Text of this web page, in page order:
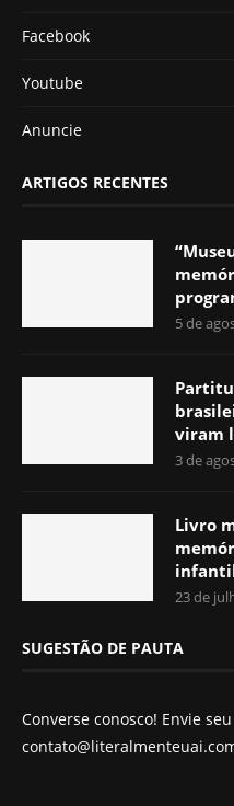
Facebook
Youtube
Anuncie
ARTIGOS RECENTES
5 de
viram
3 de
Livro
23 de
SUGESTÃO DE PAUTA
Converse conosco! Envie